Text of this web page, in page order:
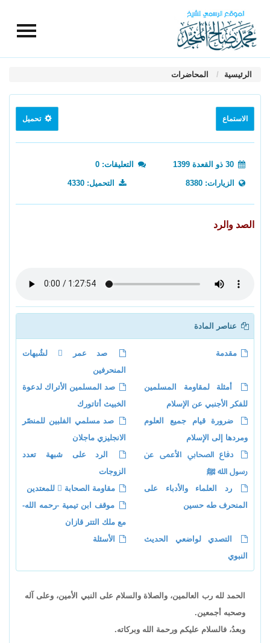
الرئيسية المحاضرات
الاستماع تحميل
التعليقات: 0
الزيارات: 8380 التحميل: 4330
الصد والرد
عناصر المادة
مقدمة
صد عمر  لشُبهات
المنحرفين
أمثلة لمقاومة المسلمين
للفكر الأجنبي عن الإسلام
صد المسلمين الأتراك لدعوة
الخبيث أتاتورك
ضرورة قيام جميع العلوم
ومردها إلى الإسلام
صد مسلمي الفلبين للمنصّر
الانجليزي ماجلان
دفاع الصحابي الأعمى عن
رسول الله ﷺ
الرد على شبهة تعدد
الزوجات
رد العلماء والأدباء على
المنحرف طه حسين
مقاومة الصحابة  للمعتدين
موقف ابن تيمية -رحمه الله-
مع ملك التتر قازان
التصدي لواضعي الحديث
النبوي
الأسئلة
الحمد لله رب العالمين، والصلاة والسلام على النبي الأمين، وعلى آله
وصحبه أجمعين.
وبعدُ، فالسلام عليكم ورحمة الله وبركاته.